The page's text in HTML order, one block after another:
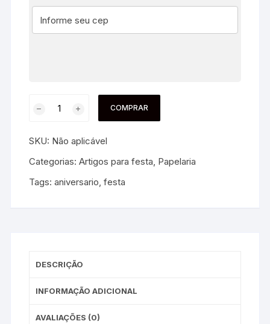
COMPRAR
SKU: Não aplicável
Categorias:Artigos para festa, Papelaria
Tags:aniversario,festa
DESCRIÇÃO
INFORMAÇÃO ADICIONAL
AVALIAÇÕES (0)